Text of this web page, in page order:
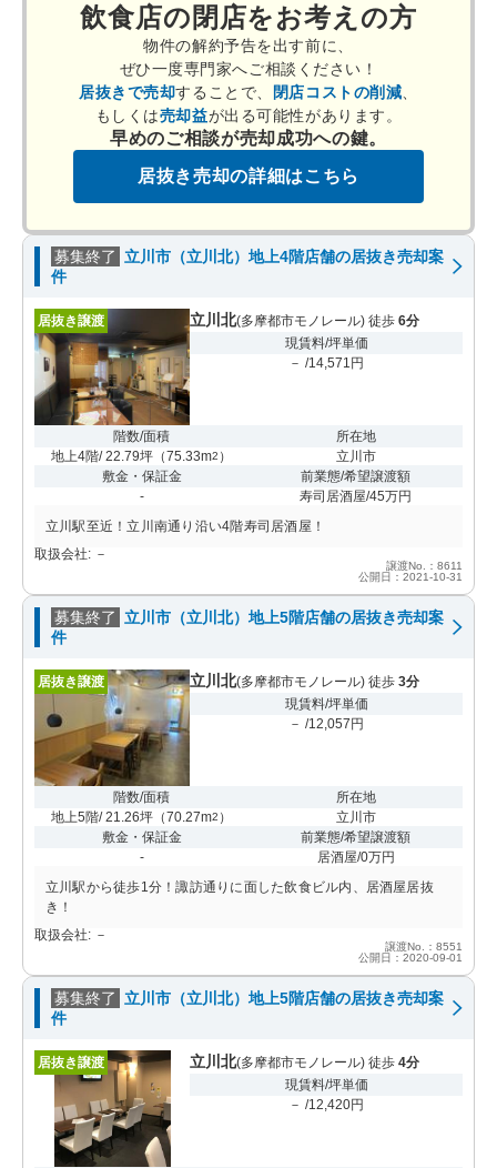
飲食店の閉店をお考えの方
物件の解約予告を出す前に、
ぜひ一度専門家へご相談ください！
居抜きで売却することで、 閉店コストの削減
もしくは売却益が出る可能性があります。
早めのご相談が売却成功への鍵。
居抜き売却の詳細はこちら
募集終了 立川市（立川北）地上4階店舗の居抜き売却案
件
居抜き譲渡 立川北(多摩都市モノレール) 徒歩 6分
現賃料/坪単価
－ /14,571円
階数/面積
地上4階/ 22.79坪 （75.33m2 ）
所在地
立川市
敷金・保証金
-
前業態/希望譲渡額
寿司居酒屋/45万円
立川駅至近！立川南通り沿い4階寿司居酒屋！
取扱会社: －
譲渡No.：8611
公開日：2021-10-31
募集終了 立川市（立川北）地上5階店舗の居抜き売却案
件
居抜き譲渡 立川北(多摩都市モノレール) 徒歩 3分
現賃料/坪単価
－ /12,057円
階数/面積
地上5階/ 21.26坪 （70.27m2 ）
所在地
立川市
敷金・保証金
-
前業態/希望譲渡額
居酒屋/0万円
立川駅から徒歩1分！諏訪通りに面した飲食ビル内、居酒屋居抜
き！
取扱会社: －
譲渡No.：8551
公開日：2020-09-01
募集終了 立川市（立川北）地上5階店舗の居抜き売却案
件
居抜き譲渡 立川北(多摩都市モノレール) 徒歩 4分
現賃料/坪単価
－ /12,420円